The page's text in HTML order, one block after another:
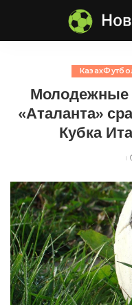
Молодежные
«Аталанта»
Кубка